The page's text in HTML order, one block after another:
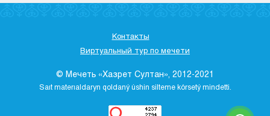
Контакты
Виртуальный тур по мечети
© Мечеть «Хазрет Султан», 2012-2021
Saıt materıaldaryn qoldaný úshіn sіlteme kórsetý mіndettі.